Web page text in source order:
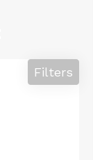
Filters